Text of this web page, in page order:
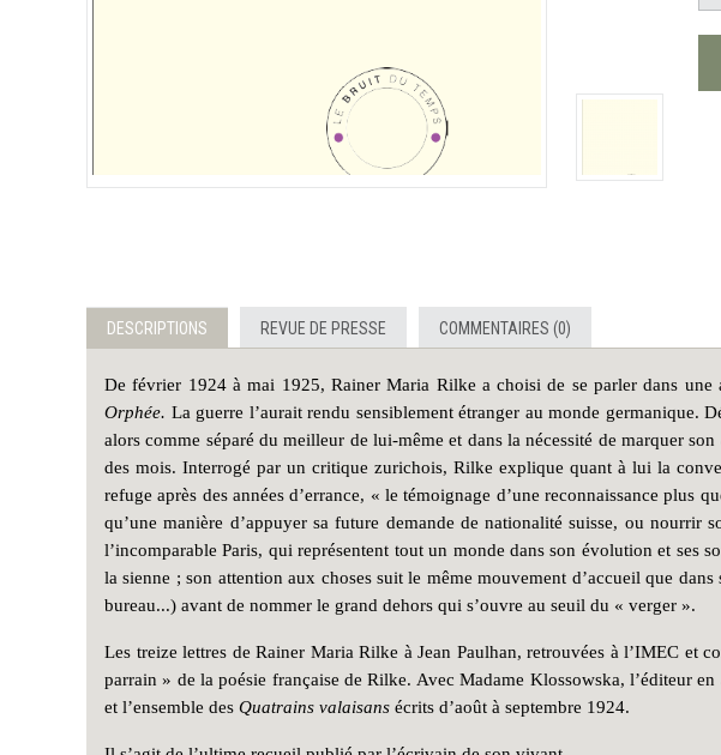
DESCRIPTIONS REVUE DE PRESSE COMMENTAIRES (0)
De février 1924 à mai 1925, Rainer Maria Rilke a choisi de se parler dans
Orphée. La guerre l’aurait rendu sensiblement étranger au monde germanique.
alors comme séparé du meilleur de lui-même et dans la nécessité de marquer son
des mois. Interrogé par un critique zurichois, Rilke explique quant à lui la
refuge après des années d’errance, « le témoignage d’une reconnaissance
qu’une manière d’appuyer sa future demande de nationalité suisse, ou
l’incomparable Paris, qui représentent tout un monde dansson évolution et ses
la sienne ; son attention aux choses suit le même mouvement d’accueil que
bureau...) avant de nommer le grand dehors qui s’ouvre au seuil du « verger ».
Les treize lettres de Rainer Maria Rilke à Jean Paulhan, retrouvées à l’IMEC et
parrain » de la poésie française de Rilke. Avec Madame Klossowska, l’éditeur
et l’ensemble des Quatrains valaisans écrits d’août à septembre 1924.